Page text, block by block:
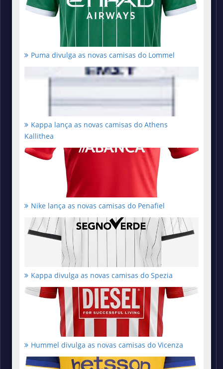
Puma divulga as novas camisas do Lommel
Kappa lança as novas camisas do Athens
Kallithea
Nike lança as novas camisas do Penafiel
Kappa divulga as novas camisas do Spezia
Hummel divulga as novas camisas do Vicenza